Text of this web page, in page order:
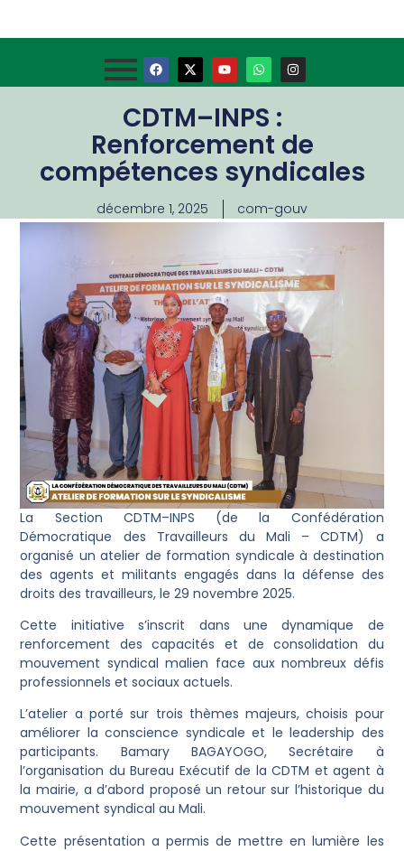
CDTM–INPS :
Renforcement de
compétences syndicales
décembre 1, 2025 com-gouv
La Section CDTM–INPS (de la Confédération
Démocratique des Travailleurs du Mali – CDTM) a
organisé un atelier de formation syndicale à destination
des agents et militants engagés dans la défense des
droits des travailleurs, le 29 novembre 2025.
Cette initiative s’inscrit dans une dynamique de
renforcement des capacités et de consolidation du
mouvement syndical malien face aux nombreux défis
professionnels et sociaux actuels.
L’atelier a porté sur trois thèmes majeurs, choisis pour
améliorer la conscience syndicale et le leadership des
participants. Bamary BAGAYOGO, Secrétaire à
l’organisation du Bureau Exécutif de la CDTM et agent à
la mairie, a d’abord proposé un retour sur l’historique du
mouvement syndical au Mali.
Cette présentation a permis de mettre en lumière les